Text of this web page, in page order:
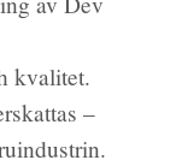
kvalitet.
–